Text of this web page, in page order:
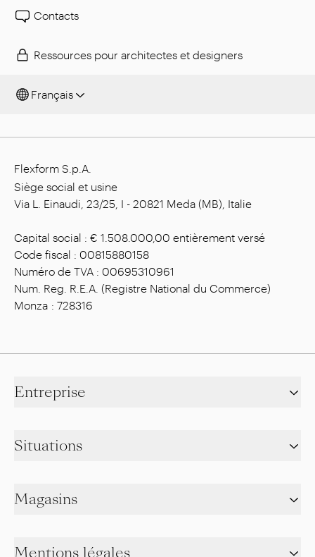
Contacts
Ressources pour architectes et designers
Français
Flexform S.p.A.
Siège social et usine
Via L. Einaudi, 23/25, I - 20821 Meda (MB), Italie
Capital social : € 1.508.000,00 entièrement versé
Code fiscal : 00815880158
Numéro de TVA : 00695310961
Num. Reg. R.E.A. (Registre National du Commerce)
Monza : 728316
Entreprise
Situations
Magasins
Mentions légales